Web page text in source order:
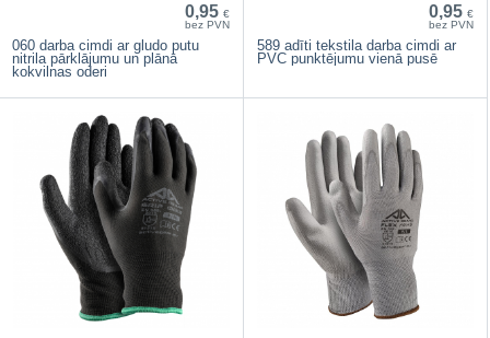
0,95 €
bez PVN
060 darba cimdi ar gludo putu
nitrila pārklājumu un plānā
kokvilnas oderi
0,95 €
bez PVN
589 adīti tekstila darba cimdi ar
PVC punktējumu vienā pusē